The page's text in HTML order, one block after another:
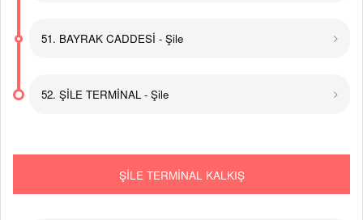
51. BAYRAK CADDESİ - Şile
52. ŞİLE TERMİNAL - Şile
ŞİLE TERMİNAL KALKIŞ